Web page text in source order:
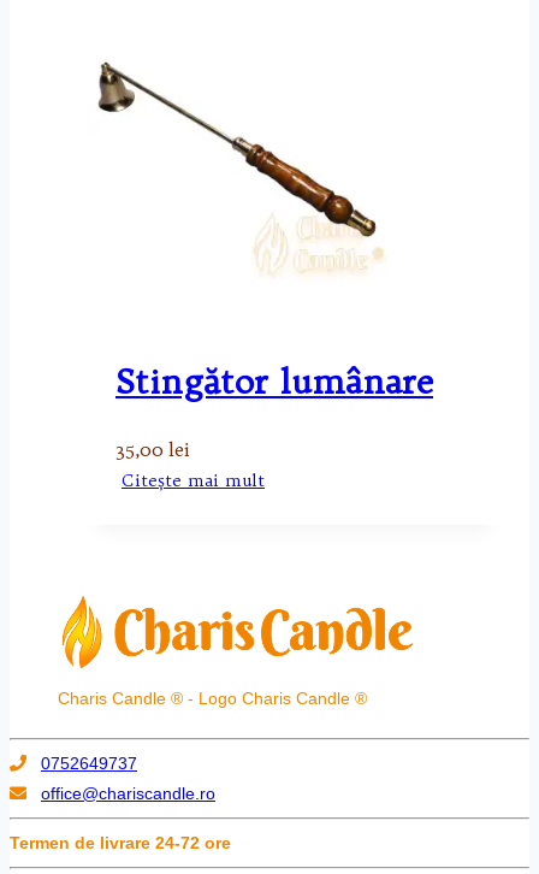
Stingător lumânare
35,00 lei
Citește mai mult
Charis Candle ® - Logo Charis Candle ®
0752649737
office@chariscandle.ro
Termen de livrare 24-72 ore